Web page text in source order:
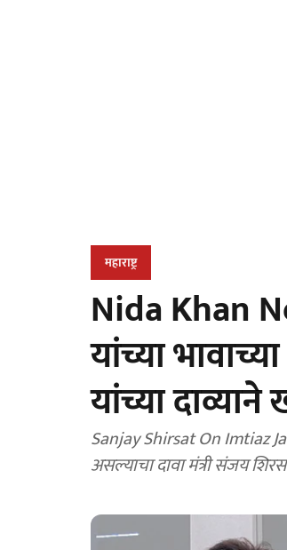
महाराष्ट्र
Nida Khan
यांच्या
यांच्या
Sanjay Shirsat On Imtiaz
असल्याचा दावा मंत्री संजय